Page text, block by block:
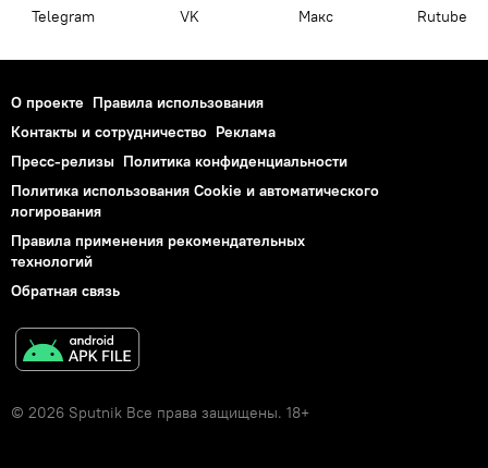
Telegram VK Макс Rutube
О проекте Правила использования
Контакты и сотрудничество Реклама
Пресс-релизы Политика конфиденциальности
Политика использования Cookie и автоматического
логирования
Правила применения рекомендательных
технологий
Обратная связь
© 2026 Sputnik Все права защищены. 18+